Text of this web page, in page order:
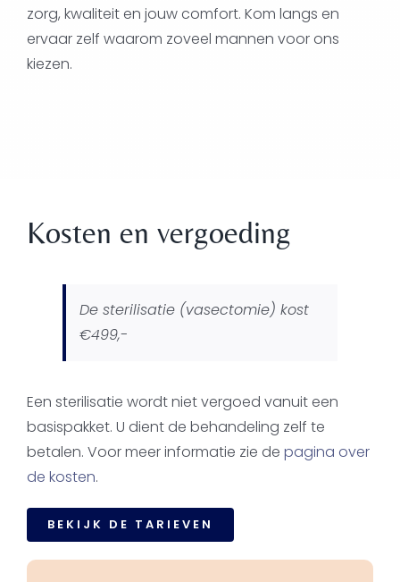
zorg, kwaliteit en jouw comfort. Kom langs en
ervaar zelf waarom zoveel mannen voor ons
kiezen.
Kosten en vergoeding
De sterilisatie (vasectomie) kost
€499,-
Een sterilisatie wordt niet vergoed vanuit een
basispakket. U dient de behandeling zelf te
betalen. Voor meer informatie zie de pagina over
de kosten.
BEKIJK DE TARIEVEN